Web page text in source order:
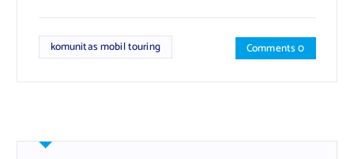
komunitas mobil touring Comments 0